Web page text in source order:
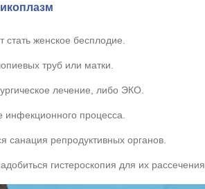
женское бесплодие.
труб или матки.
лечение, либо ЭКО.
инфекционного процесса.
санация репродуктивных органов.
гистероскопия для их рассечения.